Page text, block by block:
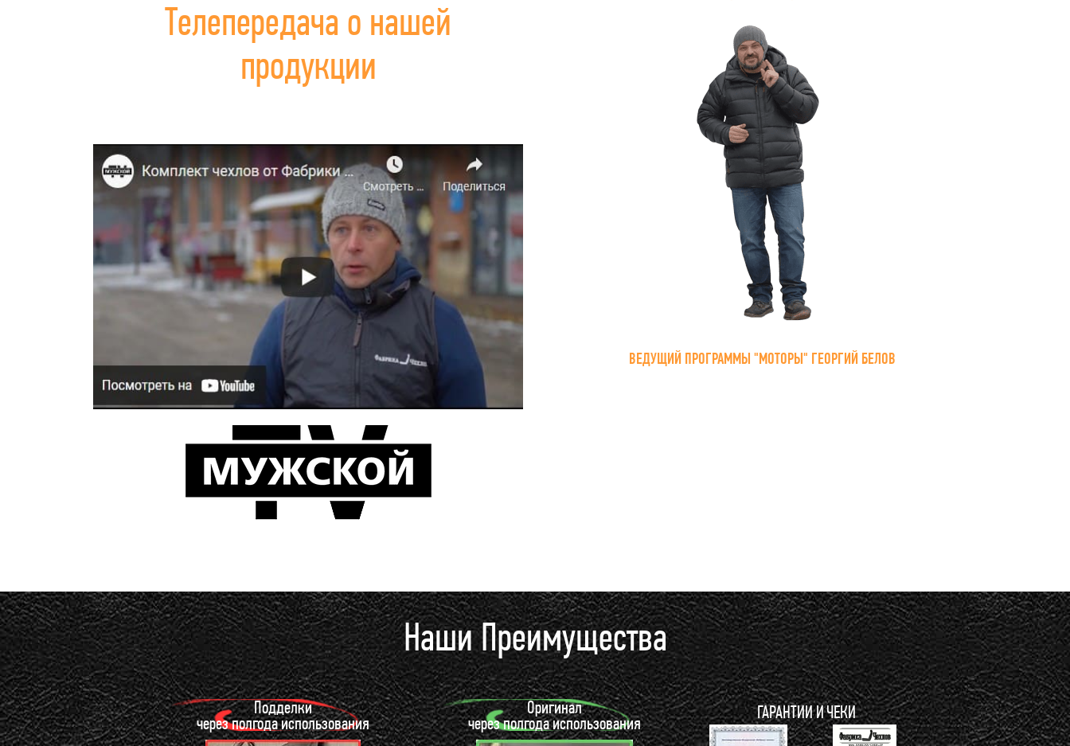
Телепередача о нашей
продукции
ВЕДУЩИЙ ПРОГРАММЫ "МОТОРЫ" ГЕОРГИЙ БЕЛОВ
Наши Преимущества
Подделки
через полгода использования
Оригинал
через полгода использования
ГАРАНТИИ И ЧЕКИ